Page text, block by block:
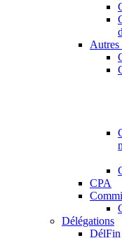
Autres
CPA
Délégations
DélFin